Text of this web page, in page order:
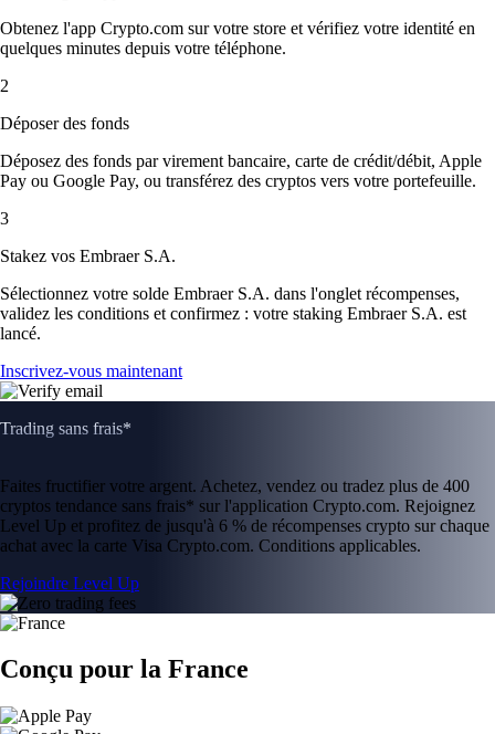
Obtenez l'app Crypto.com sur votre store et vérifiez votre identité en
quelques minutes depuis votre téléphone.
2
Déposer des fonds
Déposez des fonds par virement bancaire, carte de crédit/débit, Apple
Pay ou Google Pay, ou transférez des cryptos vers votre portefeuille.
3
Stakez vos Embraer S.A.
Sélectionnez votre solde Embraer S.A. dans l'onglet récompenses,
validez les conditions et confirmez : votre staking Embraer S.A. est
lancé.
Inscrivez-vous maintenant
Trading sans frais*
Faites fructifier votre argent. Achetez, vendez ou tradez plus de 400
cryptos tendance sans frais* sur l'application Crypto.com. Rejoignez
Level Up et profitez de jusqu'à 6 % de récompenses crypto sur chaque
achat avec la carte Visa Crypto.com. Conditions applicables.
Rejoindre Level Up
Conçu pour la France